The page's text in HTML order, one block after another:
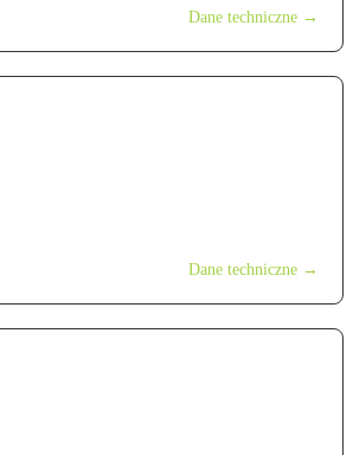
Dane techniczne →
Dane techniczne →